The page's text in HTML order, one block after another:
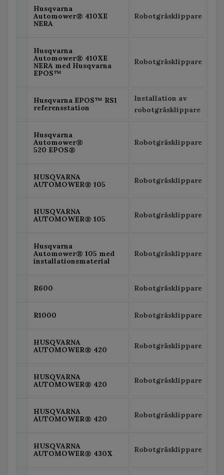
Husqvarna
Automower® 410XE
NERA
Robotgräsklippare
Husqvarna
Automower® 410XE
NERA med Husqvarna
EPOS™
Robotgräsklippare
Husqvarna EPOS™ RS1
referensstation
Installation av
robotgräsklippare
Husqvarna
Automower®
520 EPOS®
Robotgräsklippare
HUSQVARNA
AUTOMOWER® 105
Robotgräsklippare
HUSQVARNA
AUTOMOWER® 105
Robotgräsklippare
Husqvarna
Automower® 105 med
installationsmaterial
Robotgräsklippare
R600 Robotgräsklippare
R1000 Robotgräsklippare
HUSQVARNA
AUTOMOWER® 420
Robotgräsklippare
HUSQVARNA
AUTOMOWER® 420
Robotgräsklippare
HUSQVARNA
AUTOMOWER® 420
Robotgräsklippare
HUSQVARNA
AUTOMOWER® 430X
Robotgräsklippare